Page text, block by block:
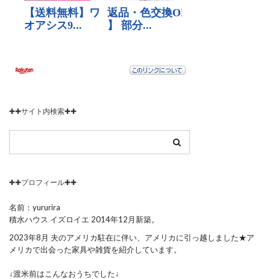
✚✚サイト内検索✚✚
✚✚プロフィール✚✚
名前：yururira
積水ハウス イズロイエ 2014年12月新築。
2023年8月 夫のアメリカ駐在に伴い、アメリカに引っ越しました★ア
メリカで出会った家具や雑貨を紹介しています。
↓渡米前はこんなおうちでした↓